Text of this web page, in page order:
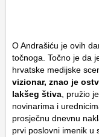
O Andrašiću je ovih
točnoga. Točno je da
hrvatske medijske
vizionar, znao je
lakšeg štiva, pružio
novinarima i
prosječnu dnevnu
prvi poslovni imenik u